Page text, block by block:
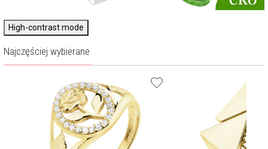
High-contrast mode
Najczęściej wybierane